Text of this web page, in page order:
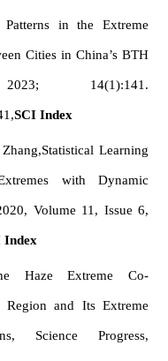
in the Extreme
Cities in China’s BTH
14(1):141.
SCI Index
Learning
with Dynamic
Volume 11, Issue 6,
Index
Haze Extreme Co-
Region and Its Extreme
Science Progress,